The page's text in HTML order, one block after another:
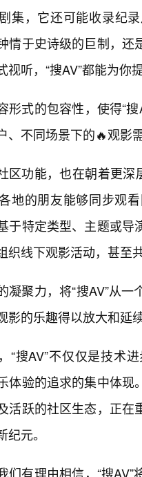
集，它还可能收录纪
情于史诗级的巨制，
视听，“搜AV”都能为你
形式的包容性，使得“
、不同场景下的🔥观影
区功能，也在朝着更
地的朋友能够同步观
于特定类型、主题或
织线下观影活动，甚至
凝聚力，将“搜AV”从
影的乐趣得以放大和延
“搜AV”不仅仅是技术
体验的追求的集中体
活跃的社区生态，正
元。
们有理由相信，“搜